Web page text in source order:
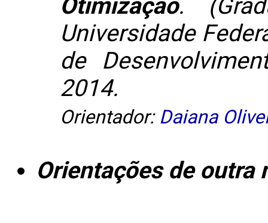
Otimização.
Universidade
de
2014.
Orientador: Daiana
Orientações de outra